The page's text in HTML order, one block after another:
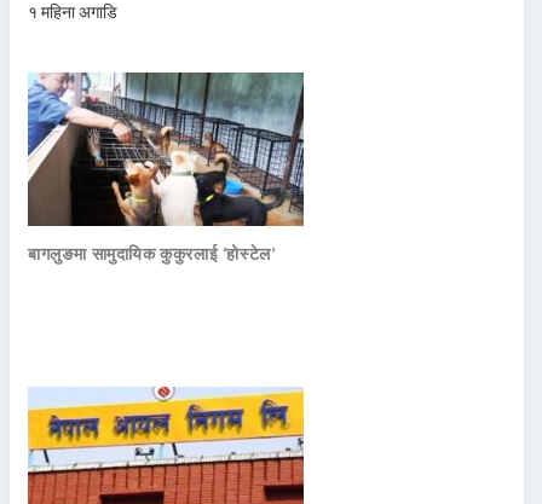
१ महिना अगाडि
बागलुङमा सामुदायिक कुकुरलाई ‘होस्टेल’